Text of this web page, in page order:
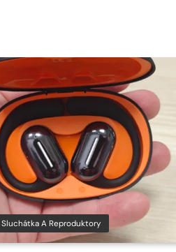
Sluchátka A Reproduktory